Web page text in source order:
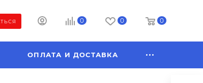
0 0 0
ОПЛАТА И ДОСТАВКА